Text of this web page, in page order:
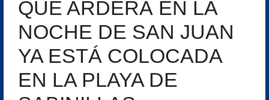
QUE ARDERÁ EN LA
NOCHE DE SAN JUAN
YA ESTÁ COLOCADA
EN LA PLAYA DE